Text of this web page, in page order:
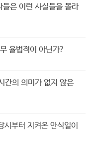
은 이런 사실들을 몰라
율법적이 아닌가?
간의 의미가 없지 않은
시부터 지켜온 안식일이